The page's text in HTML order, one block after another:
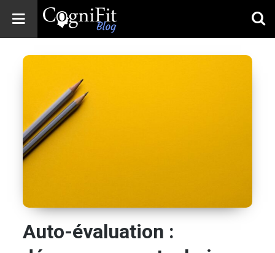
Health
News
Brain Training,
Mental Health, and
Auto-évaluation :